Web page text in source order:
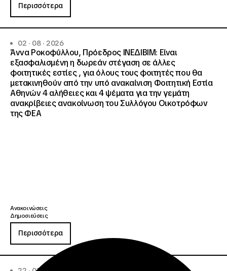
Περισσότερα
02 · 08 · 2026
Άννα Ροκοφύλλου, Πρόεδρος ΙΝΕΔΙΒΙΜ: Είναι
εξασφαλισμένη η δωρεάν στέγαση σε άλλες
φοιτητικές εστίες , για όλους τους φοιτητές που θα
μετακινηθούν από την υπό ανακαίνιση Φοιτητική Εστία
Αθηνών 4 αλήθειες και 4 ψέματα για την γεμάτη
ανακρίβειες ανακοίνωση του Συλλόγου Οικοτρόφων
της ΦΕΑ
Ανακοινώσεις
Δημοσιεύσεις
Περισσότερα